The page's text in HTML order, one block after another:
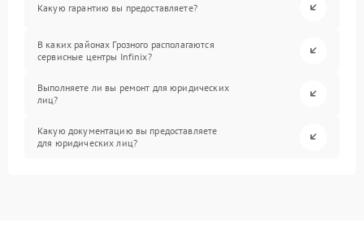
Какую гарантию вы предоставляете?
В каких районах Грозного располагаются
сервисные центры Infinix?
Выполняете ли вы ремонт для юридических
лиц?
Какую документацию вы предоставляете
для юридических лиц?